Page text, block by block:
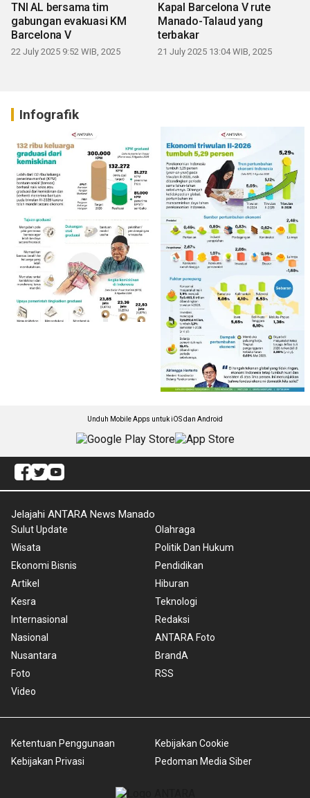
TNI AL bersama tim
gabungan evakuasi KM
Barcelona V
22 July 2025 9:52 WIB, 2025
Kapal Barcelona V rute
Manado-Talaud yang
terbakar
21 July 2025 13:04 WIB, 2025
Infografik
Unduh Mobile Apps untuk iOS dan Android
Jelajahi ANTARA News Manado
Sulut Update
Wisata
Ekonomi Bisnis
Artikel
Kesra
Internasional
Nasional
Nusantara
Foto
Video
Olahraga
Politik Dan Hukum
Pendidikan
Hiburan
Teknologi
Redaksi
ANTARA Foto
BrandA
RSS
Ketentuan Penggunaan
Kebijakan Privasi
Kebijakan Cookie
Pedoman Media Siber